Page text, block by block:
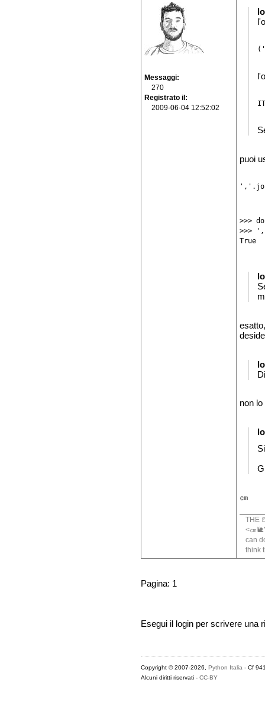
Messaggi
270
Registrato il
2009-06-04 12:52:02
puoi
>>>
>>>
True
non lo
㎝
THE
<㎝
can
think
Pagina: 1
Esegui il login per scrivere una
Copyright © 2007-2026, Python Italia- Cf
Alcuni diritti riservati - CC-BY